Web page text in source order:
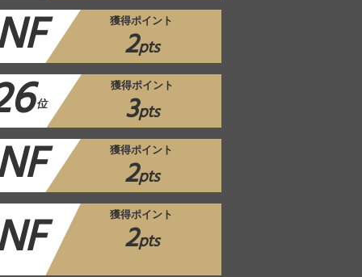
獲得ポイント
2pts
位
獲得ポイント
3pts
獲得ポイント
2pts
獲得ポイント
2pts